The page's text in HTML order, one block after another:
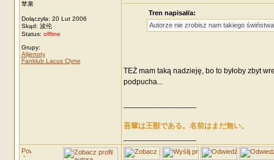
苹果
Dołączyła: 20 Lut 2006
Skąd: 波伦
Status: offline
Grupy:
Alijenoty
Fanklub Lacus Clyne
Tren napisał/a:
Autorze nie zrobisz nam takiego
TEŻ mam taką nadzieję, bo to byłoby zbyt
podpucha...
吾輩は王獣である。名前はまだ無い。